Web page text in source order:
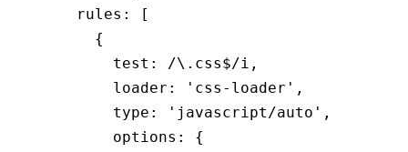
    rules
:
[
      {
        test
: /\.css$/i ,
        loader
: 'css-loader' ,
        type
: 'javascript/auto' ,
        options
:
{